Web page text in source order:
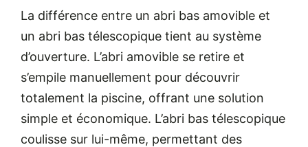
La différence entre un abri bas amovible et
un abri bas télescopique tient au système
d’ouverture. L’abri amovible se retire et
s’empile manuellement pour découvrir
totalement la piscine, offrant une solution
simple et économique. L’abri bas télescopique
coulisse sur lui-même, permettant des